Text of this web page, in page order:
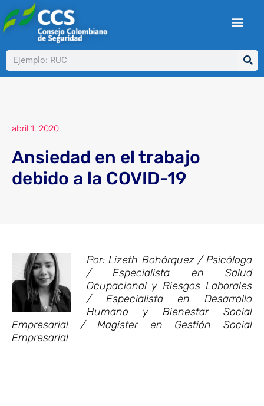
al
contenido
Buscar
abril 1, 2020
Ansiedad en el trabajo
debido a la COVID-19
Por: Lizeth Bohórquez / Psicóloga
/ Especialista en Salud
Ocupacional y Riesgos Laborales
/ Especialista en Desarrollo
Humano y Bienestar Social
Empresarial / Magíster en Gestión Social
Empresarial